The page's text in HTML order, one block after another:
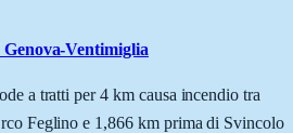
Genova-Ventimiglia
a tratti per 4 km causa incendio tra
Feglino e 1,866 km prima di Svincolo